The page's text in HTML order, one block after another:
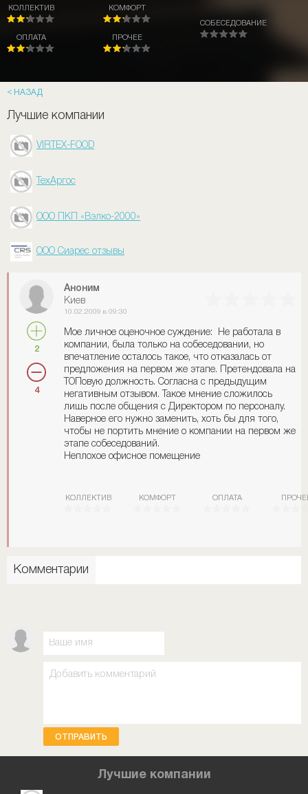
КОЛЛЕКТИВ
ОПЛАТА
КОМФОРТ
ПРОЧЕЕ
СОБЕСЕДОВАНИЕ
НАЗАД
Лучшие компании
VIRTEX-FOOD
ТехАргос
ООО ПКП «Вэлко-2000»
ООО Сиарес отзывы
2
4
Аноним
Киев
10.02.2009 в 09:30
Мое личное оценочное суждение: Не работала в
компании, была только на собеседовании, но
впечатление осталось такое, что отказалась от
предложения на первом же этапе. Претендовала на
ТОПовую должность. Согласна с предыдущим
негативным отзывом. Такое мнение сложилось
лишь после общения с Директором по персоналу.
Наверное его нужно заменить, хоть бы для того,
чтобы не портить мнение о компании на первом же
этапе собеседований.
Неплохое офисное помещение
КОЛЛЕКТИВ КОМФОРТ ОПЛАТА
Комментарии
ОТПРАВИТЬ
Лучшие компании